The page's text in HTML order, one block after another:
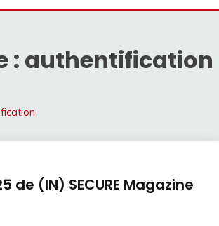
: authentification
de (IN) SECURE Magazine